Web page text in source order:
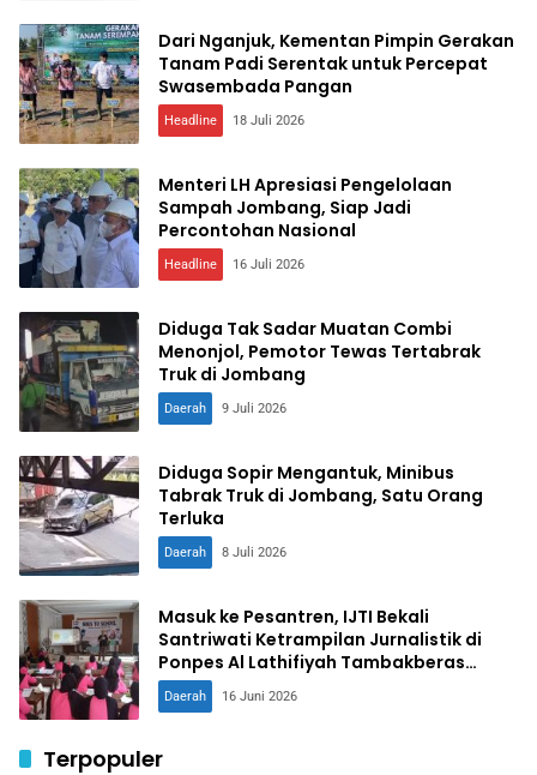
Dari Nganjuk, Kementan Pimpin Gerakan
Tanam Padi Serentak untuk Percepat
Swasembada Pangan
Headline 18 Juli 2026
Menteri LH Apresiasi Pengelolaan
Sampah Jombang, Siap Jadi
Percontohan Nasional
Headline 16 Juli 2026
Diduga Tak Sadar Muatan Combi
Menonjol, Pemotor Tewas Tertabrak
Truk di Jombang
Daerah 9 Juli 2026
Diduga Sopir Mengantuk, Minibus
Tabrak Truk di Jombang, Satu Orang
Terluka
Daerah 8 Juli 2026
Masuk ke Pesantren, IJTI Bekali
Santriwati Ketrampilan Jurnalistik di
Ponpes Al Lathifiyah Tambakberas
Jombang
Daerah 16 Juni 2026
Terpopuler